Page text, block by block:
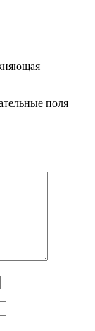
поля